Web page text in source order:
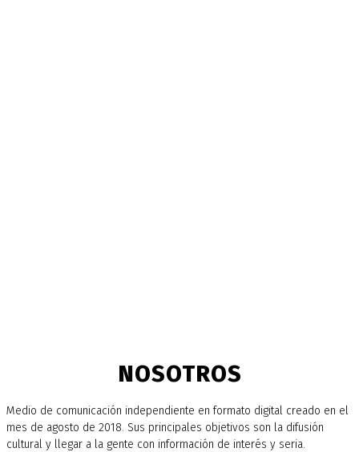
NOSOTROS
Medio de comunicación independiente en formato digital creado en el
mes de agosto de 2018. Sus principales objetivos son la difusión
cultural y llegar a la gente con información de interés y seria.